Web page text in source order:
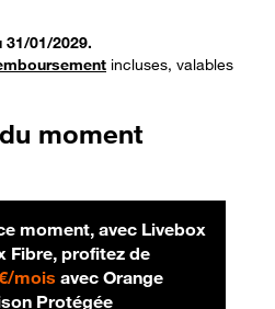
01/2029.
incluses, valables
moment
moment, avec Livebox
Fibre, profitez de
mois20 € par mois
avec Orange
Protégée